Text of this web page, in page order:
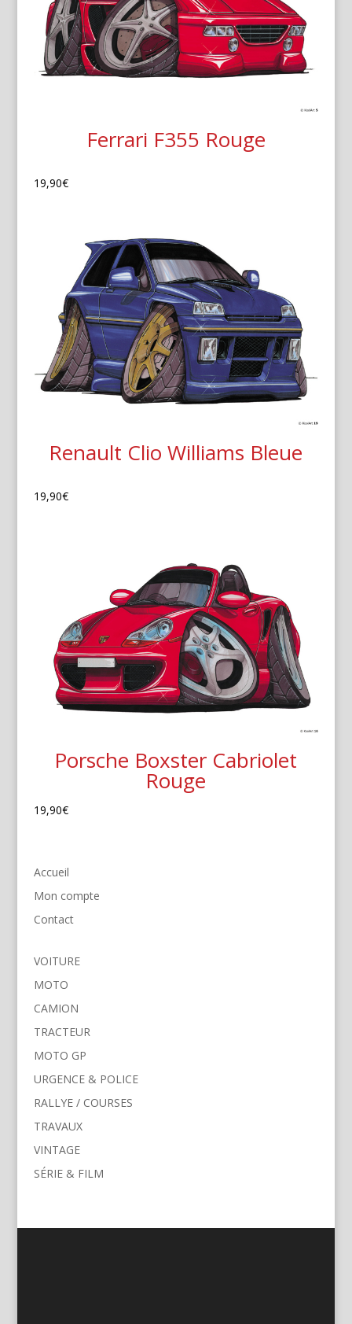
Ferrari F355 Rouge
19,90€
Renault Clio Williams Bleue
19,90€
Porsche Boxster Cabriolet
Rouge
19,90€
Accueil
Mon compte
Contact
VOITURE
MOTO
CAMION
TRACTEUR
MOTO GP
URGENCE & POLICE
RALLYE / COURSES
TRAVAUX
VINTAGE
SÉRIE & FILM